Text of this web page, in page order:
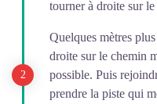
tourner à droite sur
Quelques mètres
droite sur le chemin
possible. Puis
prendre la piste qui